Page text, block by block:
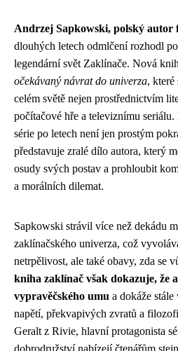
Andrzej Sapkowski, polský autor
dlouhých letech odmlčení rozhodl
legendární svět Zaklínače. Nová
očekávaný návrat do univerza,
celém světě nejen prostřednictvím
počítačové hře a televiznímu
série po letech není jen prostým
představuje zralé dílo autora, který
osudy svých postav a prohloubit
a morálních dilemat.
Sapkowski strávil více než dekádu
zaklínačského univerza, což
netrpělivost, ale také obavy, zda se
kniha zaklínač však dokazuje, že
vypravěčského umu a dokáže
napětí, překvapivých zvratů a
Geralt z Rivie, hlavní protagonista
dobrodružství nabízejí čtenářům